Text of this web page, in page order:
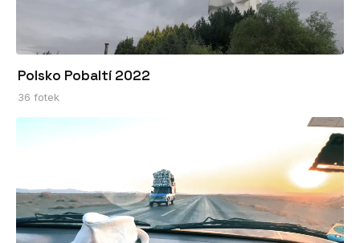
Polsko Pobaltí 2022
36 fotek